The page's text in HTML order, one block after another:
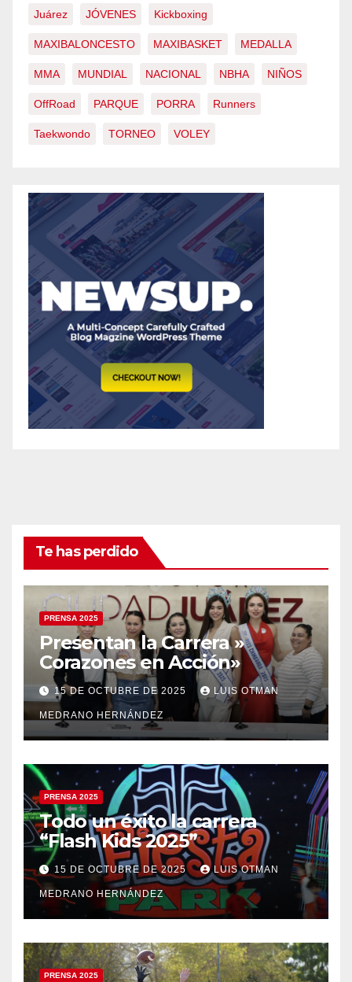
Juárez JÓVENES Kickboxing
MAXIBALONCESTO MAXIBASKET MEDALLA
MMA MUNDIAL NACIONAL NBHA NIÑOS
OffRoad PARQUE PORRA Runners
Taekwondo TORNEO VOLEY
Te has perdido
PRENSA 2025
Presentan la Carrera »
Corazones en Acción»
15 DE OCTUBRE DE 2025 LUIS OTMAN
MEDRANO HERNÁNDEZ
PRENSA 2025
Todo un éxito la carrera
“Flash Kids 2025”
15 DE OCTUBRE DE 2025 LUIS OTMAN
MEDRANO HERNÁNDEZ
PRENSA 2025